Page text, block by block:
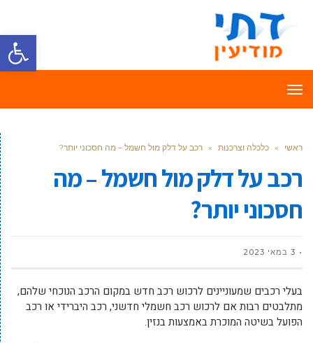
פתח
תפריט
ראשי » כלכלה וצרכנות » רכב על דלק מול חשמל – מה חסכוני יותר?
רכב על דלק מול חשמל – מה
חסכוני יותר?
3 במאי 2023
בעלי רכבים שמעוניינים לרכוש רכב חדש במקום הרכב הנוכחי שלהם,
מתלבטים רבות אם לרכוש רכב חשמלי חדשני, רכב היברידי או רכב
הפועל בשיטה המוכרת באמצעות בנזין.